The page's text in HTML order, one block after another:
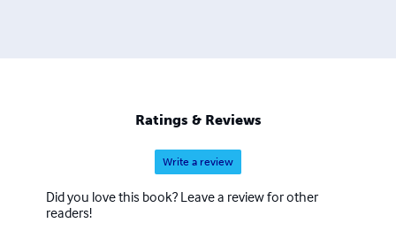
Ratings & Reviews
Write a review
Did you love this book? Leave a review for other
readers!